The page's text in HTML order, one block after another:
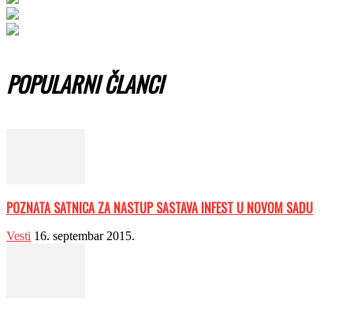
POPULARNI ČLANCI
POZNATA SATNICA ZA NASTUP SASTAVA INFEST U NOVOM SADU
Vesti 16. septembar 2015.